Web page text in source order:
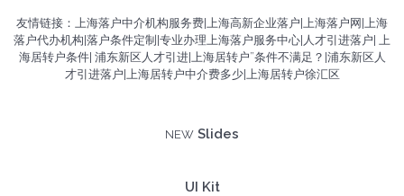
友情链接： 上海落户中介机构服务费 上海高新企业落户 上海落户网
上海
落户代办机构 落户条件定制 专业办理上海落户服务中心 人才引进落户
上
海居转户条件| 浦东新区人才引进| 上海居转户”条件不满足？ 浦东新区人
才引进落户
上海居转户中介费多少| 上海居转户徐汇区
NEW Slides
UI Kit